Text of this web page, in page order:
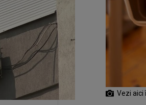
Vezi aici